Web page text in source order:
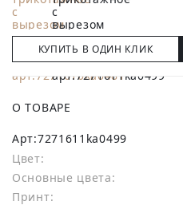
КУПИТЬ В ОДИН КЛИК
О ТОВАРЕ
Арт:7271611ka0499
Цвет:
Основные цвета:
Принт: